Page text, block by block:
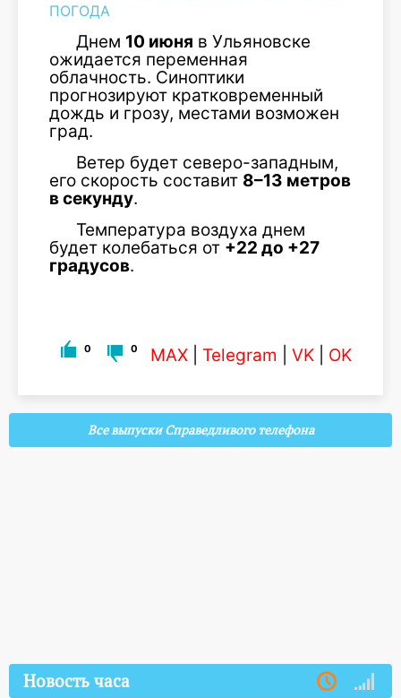
ПОГОДА
Днем 10 июня в Ульяновске
ожидается переменная
облачность. Синоптики
прогнозируют кратковременный
дождь и грозу, местами возможен
град.
Ветер будет северо-западным,
его скорость составит 8–13 метров
в секунду.
Температура воздуха днем
будет колебаться от +22 до +27
градусов.
0 0 MAX Telegram VK OK
Все выпуски Справедливого телефона
Новость часа